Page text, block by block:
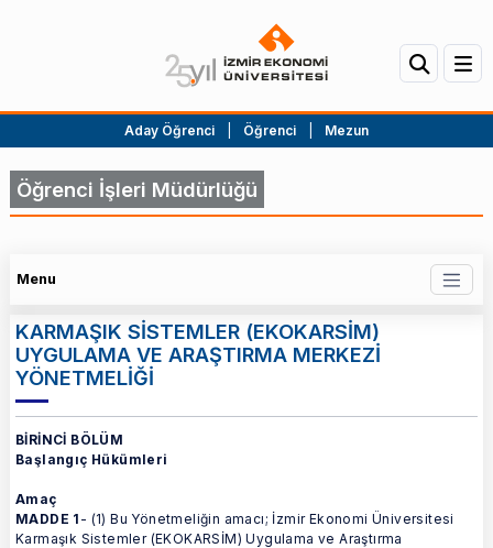
Aday Öğrenci Öğrenci Mezun
Öğrenci İşleri Müdürlüğü
KARMAŞIK SİSTEMLER (EKOKARSİM)
UYGULAMA VE ARAŞTIRMA MERKEZİ
YÖNETMELİĞİ
BİRİNCİ BÖLÜM
Başlangıç Hükümleri
Amaç
MADDE 1 - (1) Bu Yönetmeliğin amacı; İzmir Ekonomi Üniversitesi
Karmaşık Sistemler (EKOKARSİM) Uygulama ve Araştırma
Menu